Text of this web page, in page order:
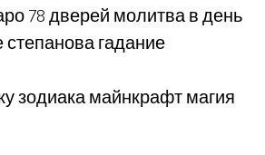
78 дверей молитва в день
гадание
зодиака майнкрафт магия